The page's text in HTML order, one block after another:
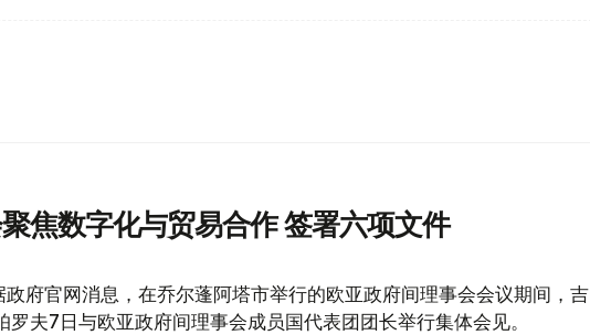
焦数字化与贸易合作 签署六项文件
政府官网消息，在乔尔蓬阿塔市举行的欧亚政府间理事会会议期间，吉
罗夫7日与欧亚政府间理事会成员国代表团团长举行集体会见。